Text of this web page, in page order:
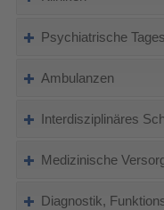
Psychiatrische
Ambulanzen
Interdisziplinäres
Medizinische
Diagnostik,